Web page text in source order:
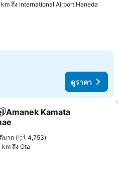
km ถึง International Airport Haneda
ดูราคา
เพิ่มในรายการโปรด
Amanek Kamata
มาก
4,753
km ถึง Ota